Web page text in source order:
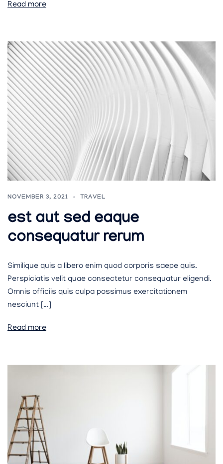
Read more
NOVEMBER 3, 2021 TRAVEL
est aut sed eaque
consequatur rerum
Similique quis a libero enim quod corporis saepe quis.
Perspiciatis velit quae consectetur consequatur eligendi.
Omnis officiis quis culpa possimus exercitationem
nesciunt […]
Read more